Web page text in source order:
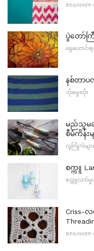
ပွဲတော်က
ရှေးဟောင်းစု
နစ်တာ
သိုးမွှေးထိုး
မည်သူမဆို
စီမံကိန်းမ
လူကြိုက်များ
စက္ကူ
စက္ကူလက်မှု
Criss-